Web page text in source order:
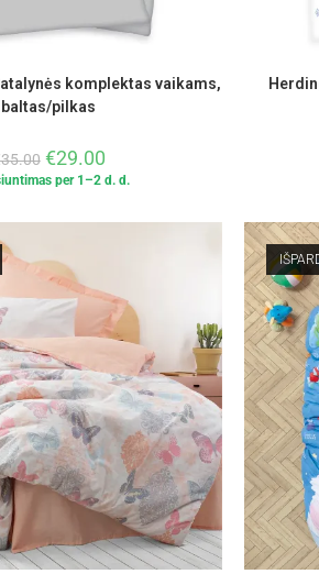
komplektas vaikams,
baltas/pilkas
35.00 €29.00
per 1–2 d. d.